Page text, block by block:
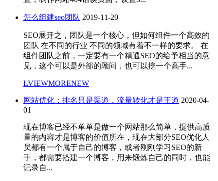
怎么组建seo团队 2019-11-20
SEO展开之，团队是一个核心，但如何组件一个高效的
团队 在不同的行业 不同的领域有着不一样的要求。 在
组件团队之前，一定要有一个精通SEO的给予相当的意
见，这个可以是外部的顾问，也可以挖一个高手...
LVIEWMORENEW
网站优化：排名只是渠道，流量转化才是王道 2020-04-
01
现在博客已经不单单是做一个网站那么简单，提供高质
量的内容才是博客的价值所在，现在大部分SEO优化人
员都有一个属于自己的博客，或者刚刚学习SEO的新
手，都需要搭建一个博客，用来锻炼自己的同时，也能
记录自...